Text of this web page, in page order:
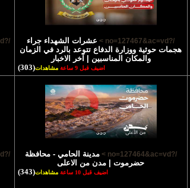
/?no=127467&ac=vd >
عشرات الشهداء جراء
هجمات حوثية ووزارة الدفاع تتوعد بالرد في الزمان
والمكان المناسبين | آخر الاخبار
اضيف قبل 9 ساعة مشاهدات(303)
/?no=127466&ac=vd >
/?no=127464&ac=vd >
مدينة الحامي - محافظة
حضرموت | مدن من الاعلى
اضيف قبل 10 ساعة مشاهدات(343)
/?no=127463&ac=vd >